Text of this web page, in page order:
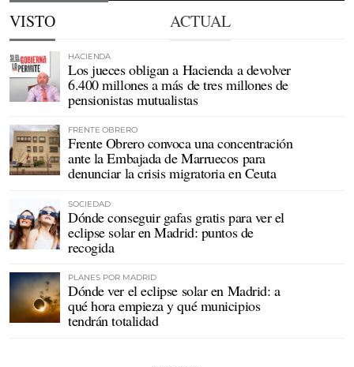
VISTO ACTUAL
HACIENDA
Los jueces obligan a Hacienda a devolver
6.400 millones a más de tres millones de
pensionistas mutualistas
FRENTE OBRERO
Frente Obrero convoca una concentración
ante la Embajada de Marruecos para
denunciar la crisis migratoria en Ceuta
SOCIEDAD
Dónde conseguir gafas gratis para ver el
eclipse solar en Madrid: puntos de
recogida
PLANES POR MADRID
Dónde ver el eclipse solar en Madrid: a
qué hora empieza y qué municipios
tendrán totalidad